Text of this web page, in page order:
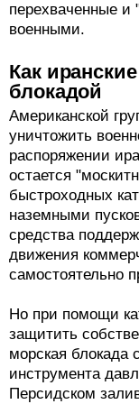
перехваченные и
военными.
Как
блокадой
Американской
уничтожить
распоряжении
остается
быстроходных
наземными
средства
движения
самостоятельно
Но при помощи
защитить
морская блокада
инструмента
Персидском